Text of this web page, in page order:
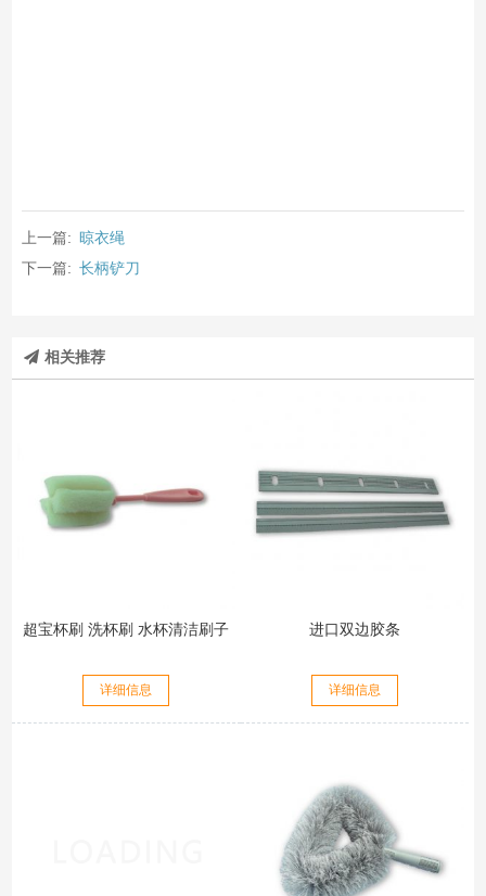
上一篇: 晾衣绳
下一篇: 长柄铲刀
相关推荐
超宝杯刷 洗杯刷 水杯清洁刷子
详细信息
进口双边胶条
详细信息